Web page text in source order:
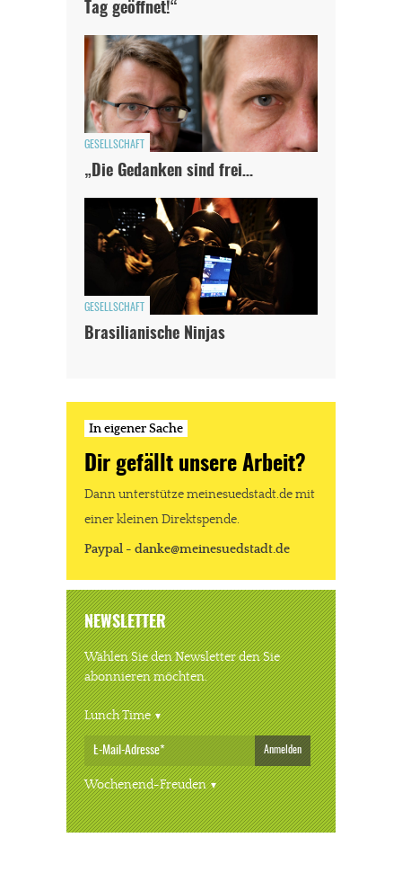
Tag geöffnet!“
GESELLSCHAFT
„Die Gedanken sind frei…
GESELLSCHAFT
Brasilianische Ninjas
In eigener Sache
Dir gefällt unsere Arbeit?
Dann unterstütze meinesuedstadt.de mit
einer kleinen Direktspende.
Paypal - danke@meinesuedstadt.de
NEWSLETTER
Wählen Sie den Newsletter den Sie
abonnieren möchten.
Lunch Time
Anmelden
Wochenend-Freuden